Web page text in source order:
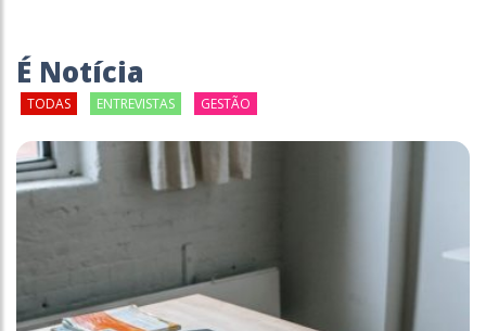
É Notícia
TODAS ENTREVISTAS GESTÃO